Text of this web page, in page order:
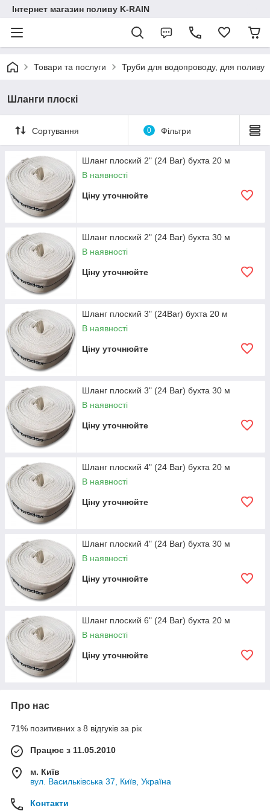
Інтернет магазин поливу K-RAIN
Товари та послуги Труби для водопроводу, для поливу
Шланги плоскі
Сортування 0 Фільтри
Шланг плоский 2" (24 Bar) бухта 20 м
В наявності
Ціну уточнюйте
Шланг плоский 2" (24 Bar) бухта 30 м
В наявності
Ціну уточнюйте
Шланг плоский 3" (24Bar) бухта 20 м
В наявності
Ціну уточнюйте
Шланг плоский 3" (24 Bar) бухта 30 м
В наявності
Ціну уточнюйте
Шланг плоский 4" (24 Bar) бухта 20 м
В наявності
Ціну уточнюйте
Шланг плоский 4" (24 Bar) бухта 30 м
В наявності
Ціну уточнюйте
Шланг плоский 6" (24 Bar) бухта 20 м
В наявності
Ціну уточнюйте
Про нас
71% позитивних з 8 відгуків за рік
Працює з 11.05.2010
м. Київ
вул. Васильківська 37, Київ, Україна
Контакти